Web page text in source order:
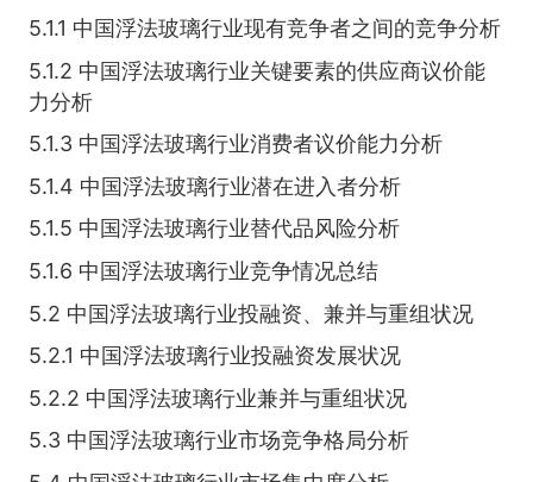
5.1.1 中国浮法玻璃行业现有竞争者之间的竞争分析
5.1.2 中国浮法玻璃行业关键要素的供应商议价能
力分析
5.1.3 中国浮法玻璃行业消费者议价能力分析
5.1.4 中国浮法玻璃行业潜在进入者分析
5.1.5 中国浮法玻璃行业替代品风险分析
5.1.6 中国浮法玻璃行业竞争情况总结
5.2 中国浮法玻璃行业投融资、兼并与重组状况
5.2.1 中国浮法玻璃行业投融资发展状况
5.2.2 中国浮法玻璃行业兼并与重组状况
5.3 中国浮法玻璃行业市场竞争格局分析